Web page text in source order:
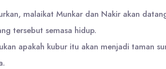
malaikat Munkar dan Nakir akan
tersebut semasa hidup.
apakah kubur itu akan menjadi taman